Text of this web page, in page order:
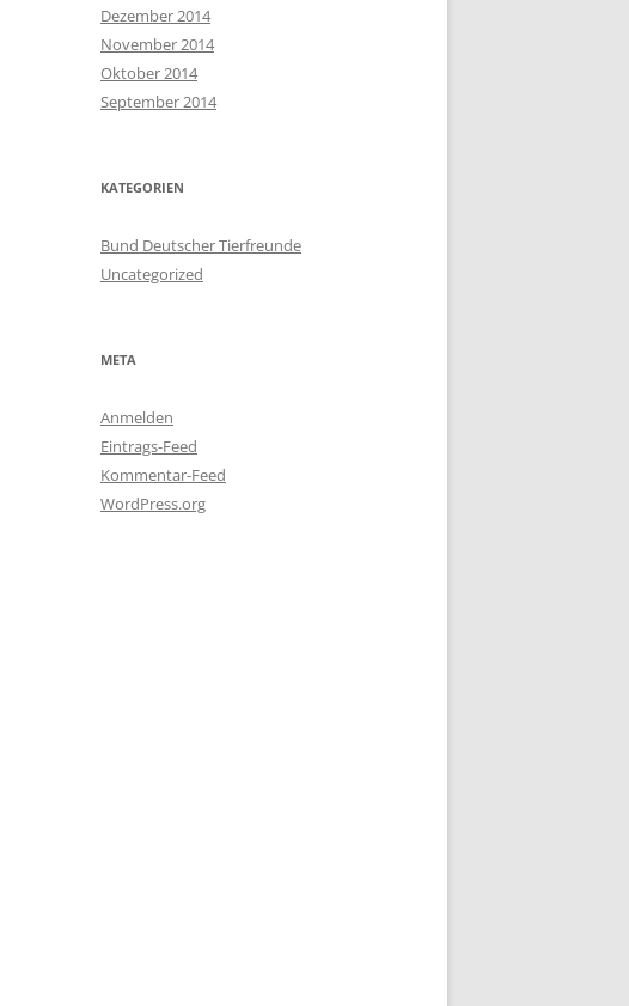
Dezember 2014
November 2014
Oktober 2014
September 2014
KATEGORIEN
Bund Deutscher Tierfreunde
Uncategorized
META
Anmelden
Eintrags-Feed
Kommentar-Feed
WordPress.org